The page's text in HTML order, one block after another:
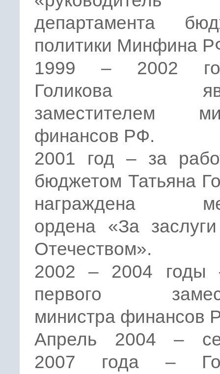
департамента
политики Минфина
1999 – 2002
Голикова
заместителем
финансов РФ.
2001 год – за
бюджетом Татьяна
награждена
ордена «За
Отечеством».
2002 – 2004 годы
первого
министра финансов
Апрель 2004 –
2007 года –